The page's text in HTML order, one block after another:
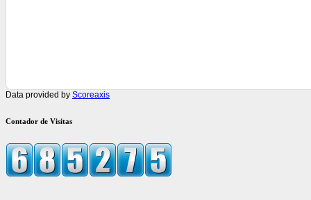
Data provided by Scoreaxis
Contador de Visitas